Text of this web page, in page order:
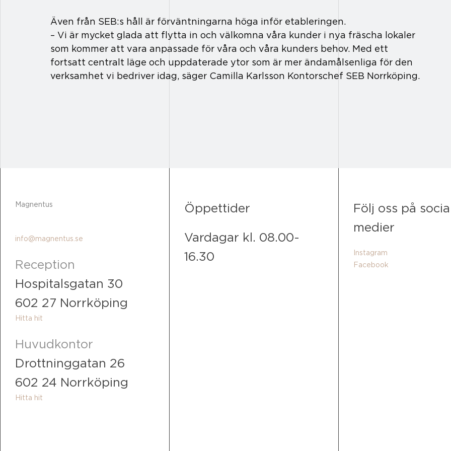
Även från SEB:s håll är förväntningarna höga inför etableringen.
– Vi är mycket glada att flytta in och välkomna våra kunder i nya fräscha lokaler
som kommer att vara anpassade för våra och våra kunders behov. Med ett
fortsatt centralt läge och uppdaterade ytor som är mer ändamålsenliga för den
verksamhet vi bedriver idag, säger Camilla Karlsson Kontorschef SEB Norrköping.
Magnentus
info@magnentus.se
Reception
Hospitalsgatan 30
602 27 Norrköping
Hitta hit
Huvudkontor
Drottninggatan 26
602 24 Norrköping
Hitta hit
Öppettider
Vardagar kl. 08.00-
16.30
Följ oss på
medier
Instagram
Facebook